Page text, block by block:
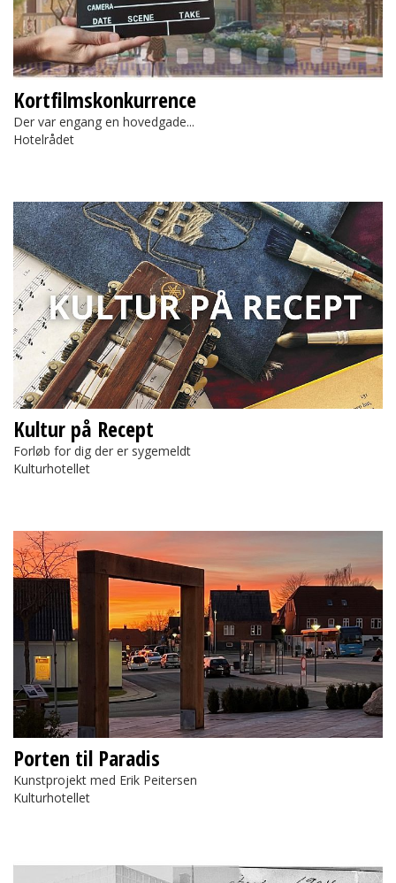
Kortfilmskonkurrence
Der var engang en hovedgade...
Hotelrådet
Kultur på Recept
Kultur på Recept
Forløb for dig der er sygemeldt
Kulturhotellet
Porten til Paradis
Porten til Paradis
Kunstprojekt med Erik Peitersen
Kulturhotellet
Rønde bankende hjerter